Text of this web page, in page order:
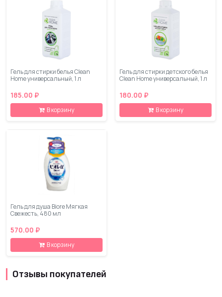
Гель для стирки белья Clean
Home универсальный, 1 л
185.00 ₽
В корзину
Гель для стирки детского белья
Clean Home универсальный, 1 л
180.00 ₽
В корзину
Гель для душа Biore Мягкая
Свежесть, 480 мл
570.00 ₽
В корзину
Отзывы покупателей